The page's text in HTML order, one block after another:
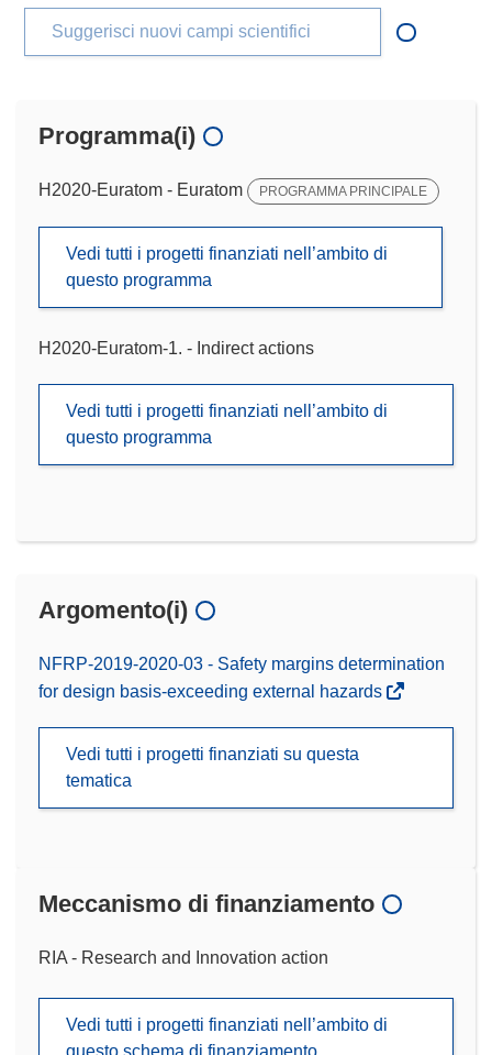
Suggerisci nuovi campi scientifici
Programma(i)
H2020-Euratom - Euratom PROGRAMMA PRINCIPALE
Vedi tutti i progetti finanziati nell’ambito di
questo programma
H2020-Euratom-1. - Indirect actions
Vedi tutti i progetti finanziati nell’ambito di
questo programma
Argomento(i)
NFRP-2019-2020-03 - Safety margins determination
for design basis-exceeding external hazards
Vedi tutti i progetti finanziati su questa
tematica
Meccanismo di finanziamento
RIA - Research and Innovation action
Vedi tutti i progetti finanziati nell’ambito di
questo schema di finanziamento